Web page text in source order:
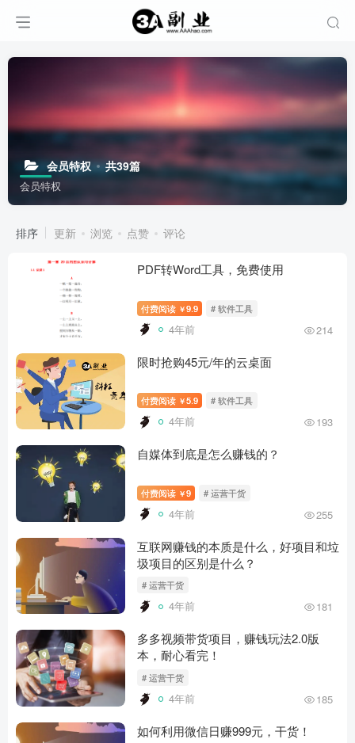
会员特权 共39篇
会员特权
排序 更新 浏览 点赞 评论
PDF转Word工具，免费使用
付费阅读 ￥9.9 # 软件工具
4年前 214
限时抢购45元/年的云桌面
付费阅读 ￥5.9 # 软件工具
4年前 193
自媒体到底是怎么赚钱的？
付费阅读 ￥9 # 运营干货
4年前 255
互联网赚钱的本质是什么，好项目和垃
圾项目的区别是什么？
# 运营干货
4年前 181
多多视频带货项目，赚钱玩法2.0版
本，耐心看完！
# 运营干货
4年前 185
如何利用微信日赚999元，干货！